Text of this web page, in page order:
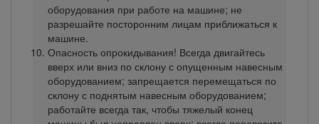
оборудования при работе на машине; не
разрешайте посторонним лицам приближаться к
машине.
Опасность опрокидывания! Всегда двигайтесь
вверх или вниз по склону с опущенным навесным
оборудованием; запрещается перемещаться по
склону с поднятым навесным оборудованием;
работайте всегда так, чтобы тяжелый конец